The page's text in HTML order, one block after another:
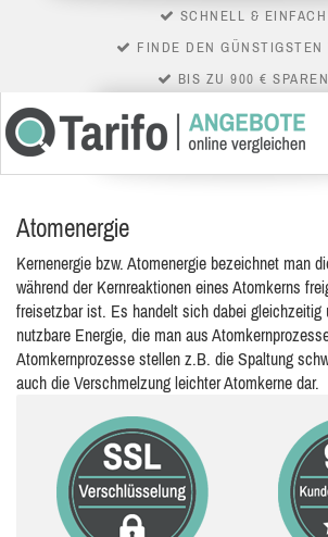
SCHNELL & EINFACH
FINDE DEN GÜNSTIGSTEN
BIS ZU 900 € SPAREN
Atomenergie
Kernenergie bzw. Atomenergie bezeichnet man
während der Kernreaktionen eines Atomkerns
freisetzbar ist. Es handelt sich dabei gleichzeitig
nutzbare Energie, die man aus
Atomkernprozesse stellen z.B. die Spaltung
auch die Verschmelzung leichter Atomkerne dar.